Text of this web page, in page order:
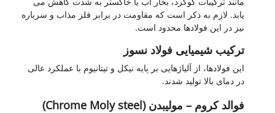
یابد. لازم به ذکر است که مقاومت در برابر فلز مذاب و سرباره
نیز در این فولادها محدود است.
ترکیب شیمیایی فولاد نسوز
این فولادها، از آلیاژهایی بر پایه نیکل و تیتانیوم با عملکرد عالی
در دمای بالا تولید شدند.
فوالد کروم – مولیبدن (Chrome Moly steel)